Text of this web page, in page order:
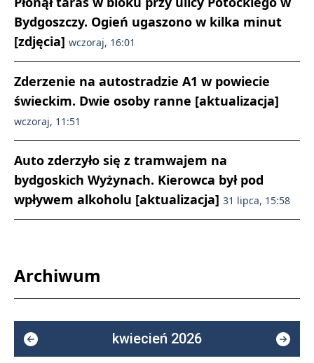
Bydgoszczy. Ogień ugaszono w kilka minut
[zdjęcia] wczoraj, 16:01
Zderzenie na autostradzie A1 w powiecie
świeckim. Dwie osoby ranne [aktualizacja]
wczoraj, 11:51
Auto zderzyło się z tramwajem na
bydgoskich Wyżynach. Kierowca był pod
wpływem alkoholu [aktualizacja] 31 lipca, 15:58
Archiwum
kwiecień 2026